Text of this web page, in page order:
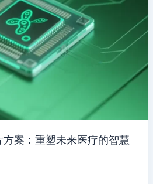
案：重塑未来医疗的智慧